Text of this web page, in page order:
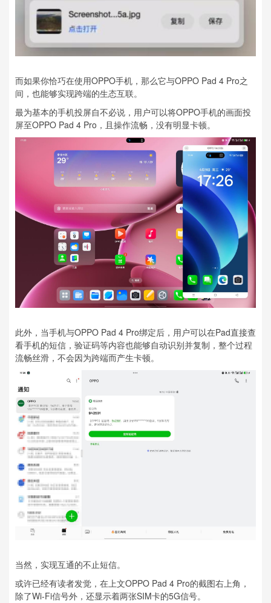
而如果你恰巧在使用OPPO手机，那么它与OPPO Pad 4 Pro之
间，也能够实现跨端的生态互联。
最为基本的手机投屏自不必说，用户可以将OPPO手机的画面投
屏至OPPO Pad 4 Pro，且操作流畅，没有明显卡顿。
此外，当手机与OPPO Pad 4 Pro绑定后，用户可以在Pad直接查
看手机的短信，验证码等内容也能够自动识别并复制，整个过程
流畅丝滑，不会因为跨端而产生卡顿。
当然，实现互通的不止短信。
或许已经有读者发觉，在上文OPPO Pad 4 Pro的截图右上角，
除了Wi-Fi信号外，还显示着两张SIM卡的5G信号。